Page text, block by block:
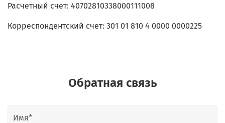
Расчетный счет: 40702810338000111008
Корреспондентский счет: 301 01 810 4 0000 0000225
Обратная связь